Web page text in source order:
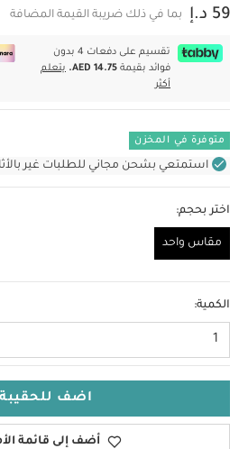
59 د.إ بما في ذلك ضريبة القيمة المضافة
تقسيم على دفعات 4 بدون
فوائد بقيمة AED 14.75.
يتعلم
أكثر
متوفرة في المخزن
استمتعي بشحن مجاني للطلبات غير بالأثاث
اختر بحجم:
مقاس واحد
الكمية:
1
اضف للحقيبة
أضف إلى قائمة